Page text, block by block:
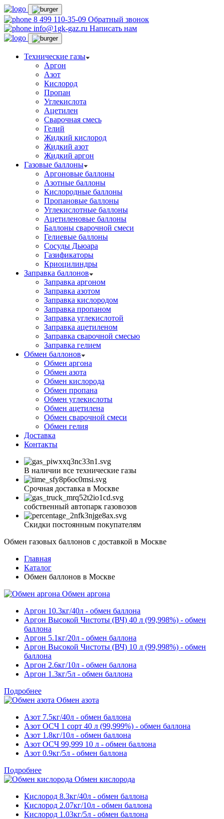
8 499 110-35-09 Обратный звонок
info@1gk-gaz.ru Написать нам
Технические газы
Аргон
Азот
Кислород
Пропан
Углекислота
Ацетилен
Сварочная смесь
Гелий
Жидкий кислород
Жидкий азот
Жидкий аргон
Газовые баллоны
Аргоновые баллоны
Азотные баллоны
Кислородные баллоны
Пропановые баллоны
Углекислотные баллоны
Ацетиленовые баллоны
Баллоны сварочной смеси
Гелиевые баллоны
Сосуды Дьюара
Газификаторы
Криоцилиндры
Заправка баллонов
Заправка аргоном
Заправка азотом
Заправка кислородом
Заправка пропаном
Заправка углекислотой
Заправка ацетиленом
Заправка сварочной смесью
Заправка гелием
Обмен баллонов
Обмен аргона
Обмен азота
Обмен кислорода
Обмен пропана
Обмен углекислоты
Обмен ацетилена
Обмен сварочной смеси
Обмен гелия
Доставка
Контакты
В наличии все технические газы
Срочная доставка в Москве
собственный автопарк газовозов
Скидки постоянным покупателям
Обмен газовых баллонов с доставкой в Москве
Главная
Каталог
Обмен баллонов в Москве
Обмен аргона
Аргон 10.3кг/40л - обмен баллона
Аргон Высокой Чистоты (ВЧ) 40 л (99,998%) - обмен
баллона
Аргон 5.1кг/20л - обмен баллона
Аргон Высокой Чистоты (ВЧ) 10 л (99,998%) - обмен
баллона
Аргон 2.6кг/10л - обмен баллона
Аргон 1.3кг/5л - обмен баллона
Подробнее
Обмен азота
Азот 7.5кг/40л - обмен баллона
Азот ОСЧ 1 сорт 40 л (99,999%) - обмен баллона
Азот 1.8кг/10л - обмен баллона
Азот ОСЧ 99,999 10 л - обмен баллона
Азот 0.9кг/5л - обмен баллона
Подробнее
Обмен кислорода
Кислород 8.3кг/40л - обмен баллона
Кислород 2.07кг/10л - обмен баллона
Кислород 1.03кг/5л - обмен баллона